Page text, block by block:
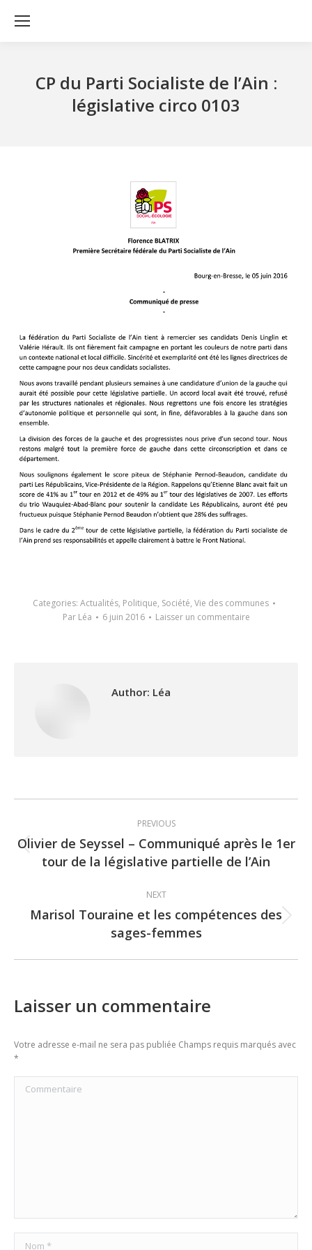
CP du Parti Socialiste de l’Ain :
législative circo 0103
Categories: Actualités, Politique, Société, Vie des communes
Par Léa 6 juin 2016 Laisser un commentaire
Author: Léa
navigation
PREVIOUS
Previous
post:
Olivier de Seyssel – Communiqué après le 1er
tour de la législative partielle de l’Ain
NEXT
Next
post:
Marisol Touraine et les compétences des
sages-femmes
Laisser un commentaire
Votre adresse e-mail ne sera pas publiée Champs requis marqués avec
*
Commentaire
Nom *